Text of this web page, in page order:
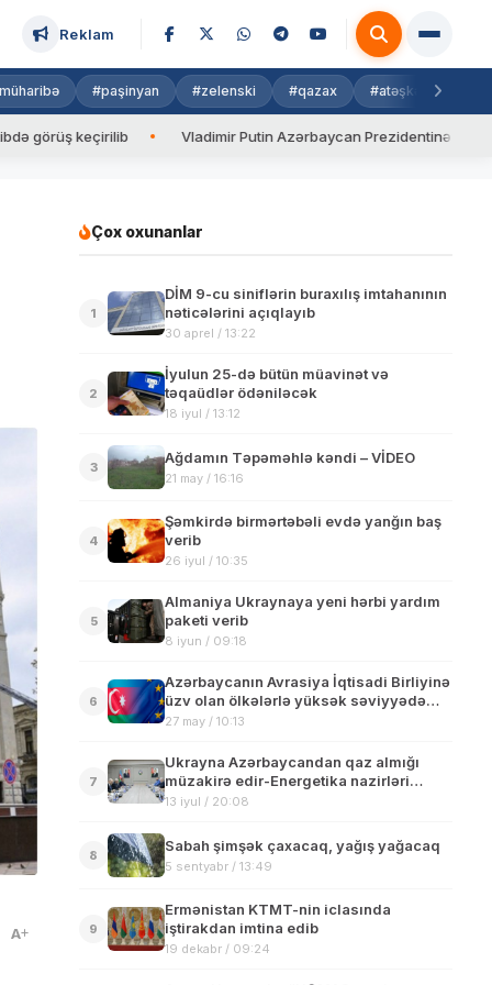
Reklam
#paşinyan #zelenski #qazax #atəşkəs
keçirilib Vladimir Putin Azərbaycan Prezidentinə zəng edib
A
Çox oxunanlar
1
DİM 9-cu siniflərin buraxılış imtahanının
nəticələrini açıqlayıb
30 aprel / 13:22
2
İyulun 25-də bütün müavinət və
təqaüdlər ödəniləcək
18 iyul / 13:12
3
Ağdamın Təpəməhlə kəndi – VİDEO
21 may / 16:16
4
Şəmkirdə birmərtəbəli evdə yanğın baş
verib
26 iyul / 10:35
5
Almaniya Ukraynaya yeni hərbi yardım
paketi verib
8 iyun / 09:18
6
Azərbaycanın Avrasiya İqtisadi Birliyinə
üzv olan ölkələrlə yüksək səviyyədə
münasibətləri var – Deputat
27 may / 10:13
7
Ukrayna Azərbaycandan qaz almığı
müzakirə edir-Energetika nazirləri
görüşdü
13 iyul / 20:08
8
Sabah şimşək çaxacaq, yağış yağacaq
5 sentyabr / 13:49
9
Ermənistan KTMT-nin iclasında
iştirakdan imtina edib
19 dekabr / 09:24